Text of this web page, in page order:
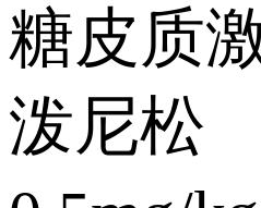
糖皮质
泼尼松